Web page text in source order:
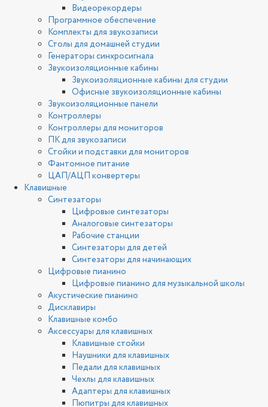
Видеорекордеры
Программное обеспечение
Комплекты для звукозаписи
Столы для домашней студии
Генераторы синхросигнала
Звукоизоляционные кабины
Звукоизоляционные кабины для студии
Офисные звукоизоляционные кабины
Звукоизоляционные панели
Контроллеры
Контроллеры для мониторов
ПК для звукозаписи
Стойки и подставки для мониторов
Фантомное питание
ЦАП/АЦП конвертеры
Клавишные
Синтезаторы
Цифровые синтезаторы
Аналоговые синтезаторы
Рабочие станции
Синтезаторы для детей
Синтезаторы для начинающих
Цифровые пианино
Цифровые пианино для музыкальной школы
Акустические пианино
Дисклавиры
Клавишные комбо
Аксессуары для клавишных
Клавишные стойки
Наушники для клавишных
Педали для клавишных
Чехлы для клавишных
Адаптеры для клавишных
Пюпитры для клавишных